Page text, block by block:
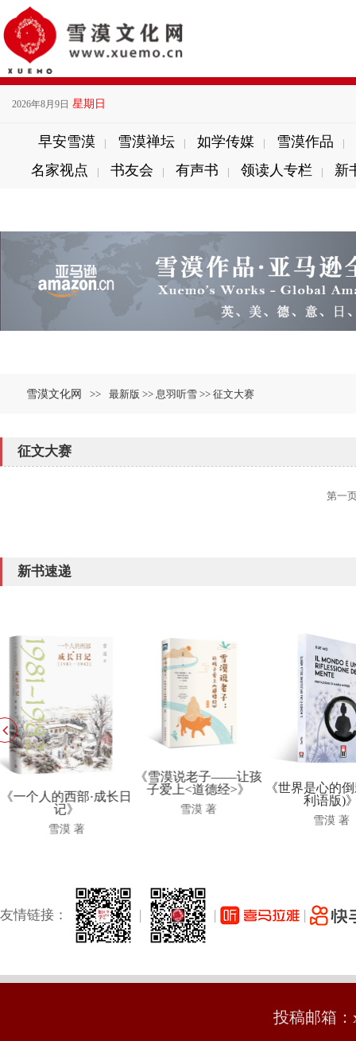
2026年8月9日 星期日
早安雪漠 | 雪漠禅坛 | 如学传媒 | 雪漠作品 |
名家视点
| 书友会 | 有声书 | 领读人专栏 | 新
雪漠文化网 >> 最新版 >> 息羽听雪 >> 征文大赛
征文大赛
第一
新书速递
《一个人的西部·成长日
记》
雪漠 著
《雪漠说老子——让孩
子爱上<道德经>》
雪漠 著
《世界是心的
利语版)
雪漠 著
友情链接：
投稿邮箱：